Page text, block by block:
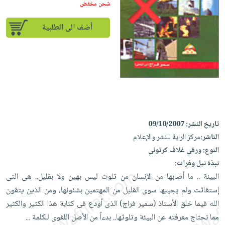
إختياراتنا
كتب
أكاديمية
صندوق
القراءة
iKitab
حدود
أسئلة
يتكرر
على
Android
تحميل
iKitab
على
Apple
أسئلة
يتكرر
طرحها
تحميل
masmu3
على
masmu3
على
Apple
المواضيع
الأكثر
مبيعاً
إختياراتنا
وسائل
القراءة
جوائز
تعليمية
الصحة
والعناية
الشخصية
جديد
العناية
الشخصية
العناية
وتصفيف
الشعر
العناية
بالجسم
المطبخ
والسفرة
جديد
الكل
أواني
الطهي
أدوات
متجر
الهدايا
أقسام
شحن مخفض
أضف الى الطلبية
تاريخ النشر:09/10/2007
الناشر:مركز الراية للنشر والإعلام
النوع:ورقي غلاف كرتوني
نبذة نيل وفرات:
البيئة .. ما أصابها من الإنسان من تلوث ليس بهين ولا بقليل.. هى التى
إستغاثت ولم يجيبها سوى القليل من المهتمين بشئونها، ومن الذين يتقون
الله فيما خلق الأستاذ (سمير فراج) الذى أودع فى كتابة هذا الكثير والكثير
مما نحتاج معرفته عن البيئة وتلوثها.. بدءاً من الأصل اللغوى للكلمة...